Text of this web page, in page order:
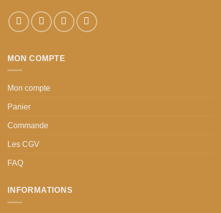
MON COMPTE
Mon compte
Panier
Commande
Les CGV
FAQ
INFORMATIONS